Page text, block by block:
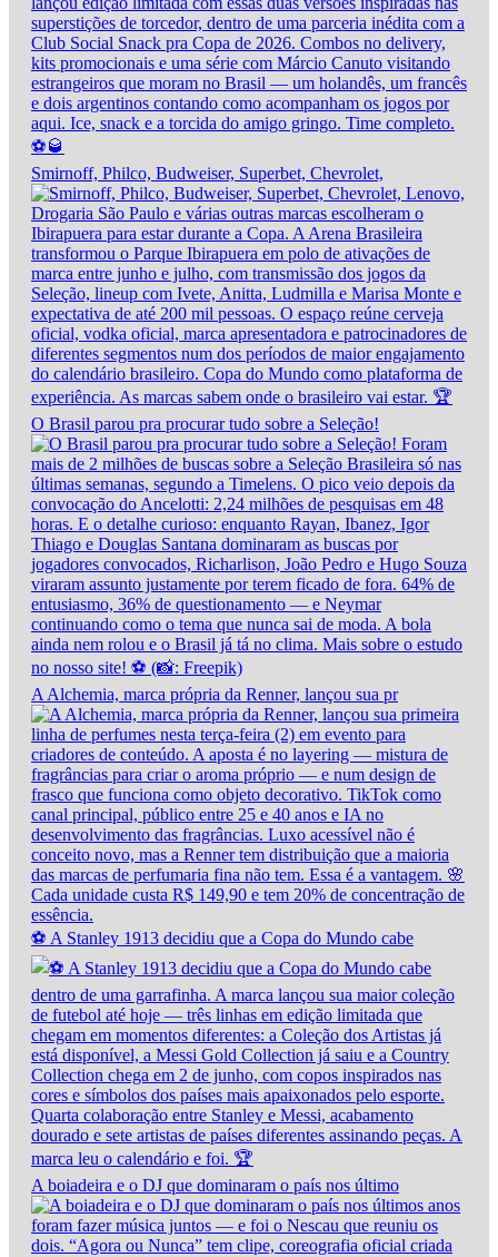
Smirnoff, Philco, Budweiser, Superbet, Chevrolet,
O Brasil parou pra procurar tudo sobre a Seleção!
A Alchemia, marca própria da Renner, lançou sua pr
⚽ A Stanley 1913 decidiu que a Copa do Mundo cabe
A boiadeira e o DJ que dominaram o país nos último